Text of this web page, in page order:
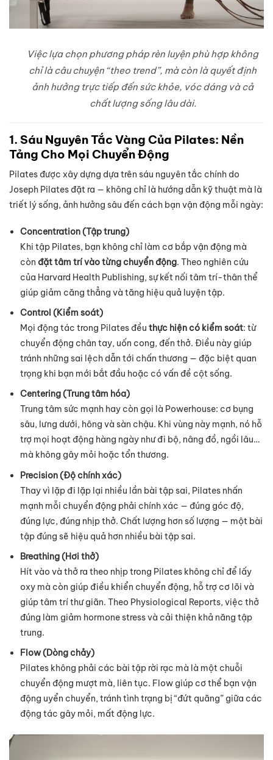
Việc lựa chọn phương pháp rèn luyện phù hợp không
chỉ là câu chuyện “theo trend”, mà còn là quyết định
ảnh hưởng trực tiếp đến sức khỏe, vóc dáng và cả
chất lượng sống lâu dài.
1. Sáu Nguyên Tắc Vàng Của Pilates: Nền
Tảng Cho Mọi Chuyển Động
Pilates được xây dựng dựa trên sáu nguyên tắc chính do
Joseph Pilates đặt ra — không chỉ là hướng dẫn kỹ thuật mà là
triết lý sống, ảnh hưởng sâu đến cách bạn vận động mỗi ngày:
Concentration (Tập trung)
Khi tập Pilates, bạn không chỉ làm cơ bắp vận động mà
cònđặt tâm trí vào từng chuyển động. Theo nghiên cứu
của Harvard Health Publishing, sự kết nối tâm trí-thân thể
giúp giảm căng thẳng và tăng hiệu quả luyện tập.
Control (Kiểm soát)
Mọi động tác trong Pilates đềuthực hiện có kiểm soát: từ
chuyển động chân tay, uốn cong, đến thở. Điều này giúp
tránh những sai lệch dẫn tới chấn thương — đặc biệt quan
trọng khi bạn mới bắt đầu hoặc có vấn đề cột sống.
Centering (Trung tâm hóa)
Trung tâm sức mạnh hay còn gọi là Powerhouse: cơ bụng
sâu, lưng dưới, hông và sàn chậu. Khi vùng này mạnh, nó hỗ
trợ mọi hoạt động hàng ngày như đi bộ, nâng đồ, ngồi lâu…
mà không gây mỏi hoặc tổn thương.
Precision (Độ chính xác)
Thay vì lặp đi lặp lại nhiều lần bài tập sai, Pilates nhấn
mạnh mỗi chuyển động phải chính xác — đúng góc độ,
đúng lực, đúng nhịp thở. Chất lượng hơn số lượng — một bài
tập đúng sẽ hiệu quả hơn nhiều bài tập sai.
Breathing (Hơi thở)
Hít vào và thở ra theo nhịp trong Pilates không chỉ để lấy
oxy mà còn giúp điều khiển chuyển động, hỗ trợ cơ lõi và
giúp tâm trí thư giãn. Theo Physiological Reports, việc thở
đúng làm giảm hormone stress và cải thiện khả năng tập
trung.
Flow (Dòng chảy)
Pilates không phải các bài tập rời rạc mà là một chuỗi
chuyển động mượt mà, liên tục. Flow giúp cơ thể bạn vận
động uyển chuyển, tránh tình trạng bị “đứt quãng” giữa các
động tác gây mỏi, mất động lực.